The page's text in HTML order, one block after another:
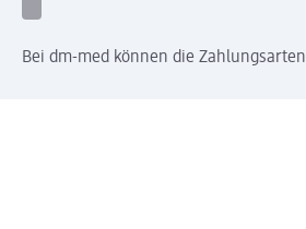
Bei dm-med können die